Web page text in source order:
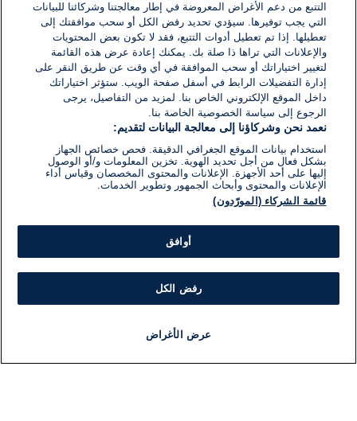
وقت
القراءة:
1}
دقيقة.
02 مايو 2025
التتبع من دعم الأغراض المعروضة في إطار معالجتنا وشركائنا للبيانات
التي يجب توفيرها. سيؤدي تحديد رفض الكل أو سحب موافقتك إلى
تعطيلها. إذا تم تعطيل أدوات التتبع، فقد لا تكون بعض المحتويات
والإعلانات التي تراها ذا صلة بك. يمكنك إعادة عرض هذه القائمة
لتغيير اختياراتك أو سحب الموافقة في أي وقت عن طريق النقر على
إدارة التفضيلات الرابط في أسفل صفحة الويب. ستؤثر اختياراتك
داخل الموقع الإلكتروني الخاص بنا. لمزيد من التفاصيل، يرجى
الرجوع إلى سياسة الخصوصية الخاصة بنا.
نعمد نحن وشركاؤنا إلى معالجة البيانات لتقديم:
استخدام بيانات الموقع الجغرافي الدقيقة. فحص خصائص الجهاز
بشكل فعال من أجل تحديد الهوية. تخزين المعلومات و/أو الوصول
إليها على أحد الأجهزة. الإعلانات والمحتوى المخصصان وقياس أداء
الإعلانات والمحتوى وأبحاث الجمهور وتطوير الخدمات.
قائمة الشركاء (المورّدون)
أوافق
رفض الكل
عرض الأغراض